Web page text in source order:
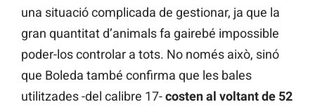
una situació complicada de gestionar, ja que la
gran quantitat d’animals fa gairebé impossible
poder-los controlar a tots. No només això, sinó
que Boleda també confirma que les bales
utilitzades -del calibre 17-costen al voltant de 52